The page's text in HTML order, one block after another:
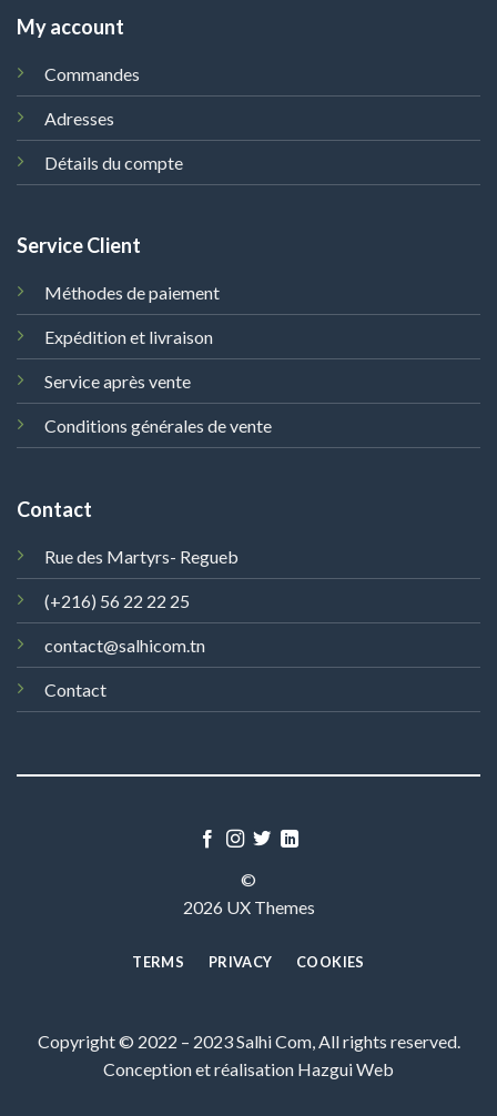
My account
Commandes
Adresses
Détails du compte
Service Client
Méthodes de paiement
Expédition et livraison
Service après vente
Conditions générales de vente
Contact
Rue des Martyrs- Regueb
(+216) 56 22 22 25
contact@salhicom.tn
Contact
©
2026 UX Themes
TERMS PRIVACY COOKIES
Copyright © 2022 – 2023 Salhi Com, All rights reserved.
Conception et réalisation Hazgui Web